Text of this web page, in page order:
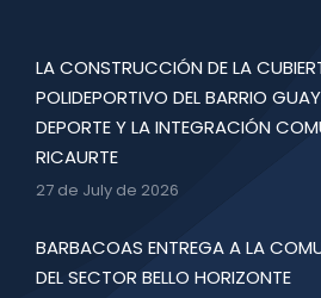
LA CONSTRUCCIÓN DE LA
POLIDEPORTIVO DEL BARRIO
DEPORTE Y LA INTEGRACIÓN
RICAURTE
27 de July de 2026
BARBACOAS ENTREGA A LA
DEL SECTOR BELLO HORIZONTE